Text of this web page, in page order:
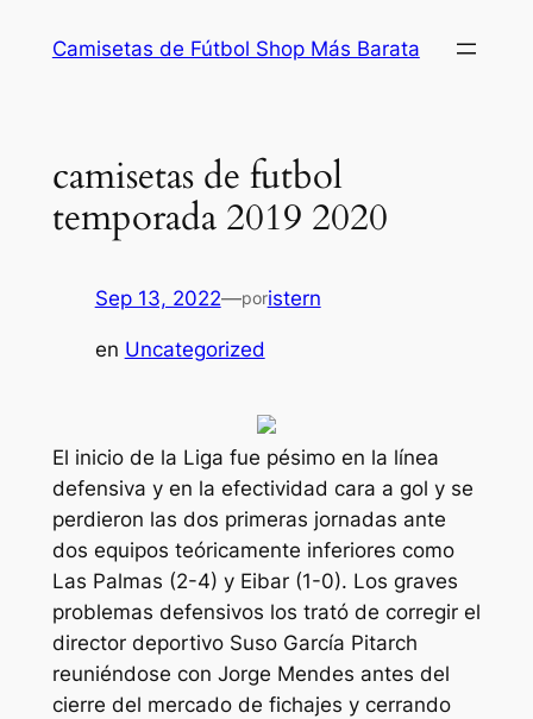
Camisetas de Fútbol Shop Más Barata
camisetas de futbol
temporada 2019 2020
Sep 13, 2022—poristern
en Uncategorized
El inicio de la Liga fue pésimo en la línea
defensiva y en la efectividad cara a gol y se
perdieron las dos primeras jornadas ante
dos equipos teóricamente inferiores como
Las Palmas (2-4) y Eibar (1-0). Los graves
problemas defensivos los trató de corregir el
director deportivo Suso García Pitarch
reuniéndose con Jorge Mendes antes del
cierre del mercado de fichajes y cerrando